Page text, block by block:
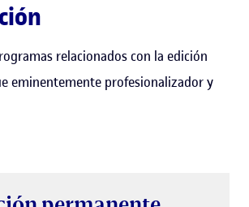
relacionados con la edición
eminentemente profesionalizador y